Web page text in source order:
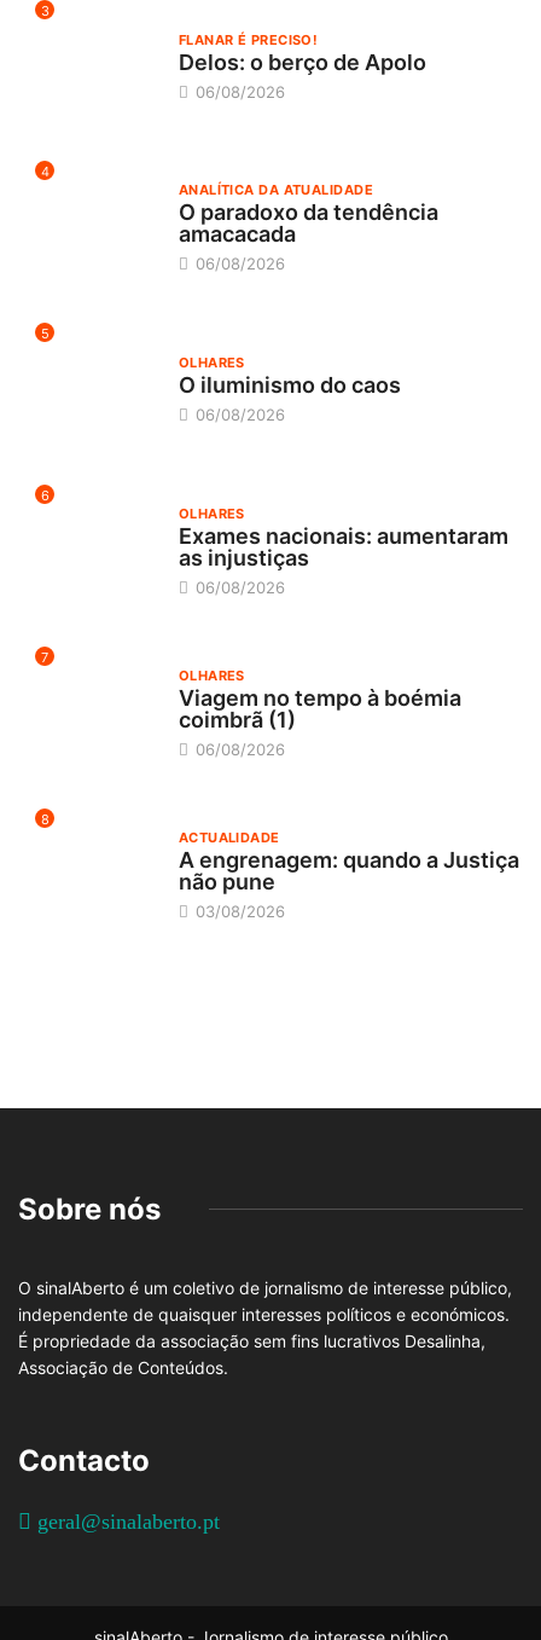
3
FLANAR É PRECISO!
Delos: o berço de Apolo
06/08/2026
4
ANALÍTICA DA ATUALIDADE
O paradoxo da tendência
amacacada
06/08/2026
5
OLHARES
O iluminismo do caos
06/08/2026
6
OLHARES
Exames nacionais: aumentaram
as injustiças
06/08/2026
7
OLHARES
Viagem no tempo à boémia
coimbrã (1)
06/08/2026
8
ACTUALIDADE
A engrenagem: quando a Justiça
não pune
03/08/2026
Sobre nós
O sinalAberto é um coletivo de jornalismo de interesse público,
independente de quaisquer interesses políticos e económicos.
É propriedade da associação sem fins lucrativos Desalinha,
Associação de Conteúdos.
Contacto
geral@sinalaberto.pt